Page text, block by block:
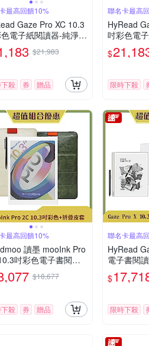
最高回饋10%
Gaze Pro XC 10.3
電子紙閱讀器-純淨白
捲折套 (組合)
$21,983
殺 券 贈品
聯名卡最高
HyRead
吋彩色電
+ 磁吸捲
$
限時下殺
最高回饋10%
讀墨 mooInk Pro
吋彩色電子書閱讀
板+10.3吋折疊皮套 (組
$18,677
殺 券 贈品
聯名卡最高
HyRead
電子書閱
(3色任選
$
限時下殺